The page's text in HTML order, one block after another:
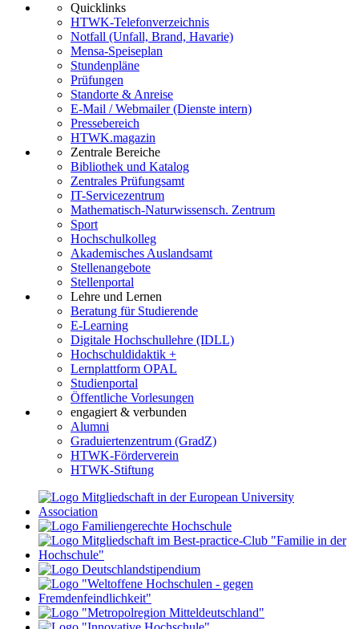
Quicklinks
HTWK-Telefonverzeichnis
Notfall (Unfall, Brand, Havarie)
Mensa-Speiseplan
Stundenpläne
Prüfungen
Standorte & Anreise
E-Mail / Webmailer (Dienste intern)
Pressebereich
HTWK.magazin
Zentrale Bereiche
Bibliothek und Katalog
Zentrales Prüfungsamt
IT-Servicezentrum
Mathematisch-Naturwissensch. Zentrum
Sport
Hochschulkolleg
Akademisches Auslandsamt
Stellenangebote
Stellenportal
Lehre und Lernen
Beratung für Studierende
E-Learning
Digitale Hochschullehre (IDLL)
Hochschuldidaktik +
Lernplattform OPAL
Studienportal
Öffentliche Vorlesungen
engagiert & verbunden
Alumni
Graduiertenzentrum (GradZ)
HTWK-Förderverein
HTWK-Stiftung